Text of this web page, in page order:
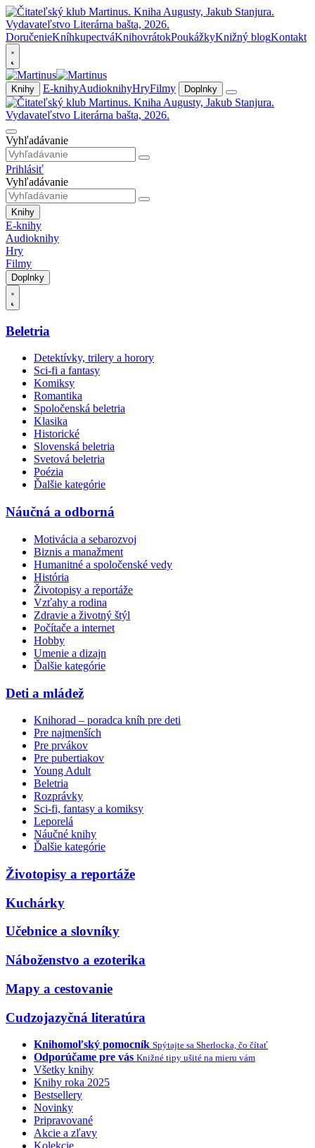
DoručenieKníhkupectváKnihovrátokPoukážkyKnižný blogKontakt
Knihy E-knihyAudioknihyHryFilmy Doplnky
Vyhľadávanie
Prihlásiť
Vyhľadávanie
Knihy
E-knihy
Audioknihy
Hry
Filmy
Doplnky
Beletria
Detektívky, trilery a horory
Sci-fi a fantasy
Komiksy
Romantika
Spoločenská beletria
Klasika
Historické
Slovenská beletria
Svetová beletria
Poézia
Ďalšie kategórie
Náučná a odborná
Motivácia a sebarozvoj
Biznis a manažment
Humanitné a spoločenské vedy
História
Životopisy a reportáže
Vzťahy a rodina
Zdravie a životný štýl
Počítače a internet
Hobby
Umenie a dizajn
Ďalšie kategórie
Deti a mládež
Knihorad – poradca kníh pre deti
Pre najmenších
Pre prvákov
Pre pubertiakov
Young Adult
Beletria
Rozprávky
Sci-fi, fantasy a komiksy
Leporelá
Náučné knihy
Ďalšie kategórie
Životopisy a reportáže
Kuchárky
Učebnice a slovníky
Náboženstvo a ezoterika
Mapy a cestovanie
Cudzojazyčná literatúra
Knihomoľský pomocník Spýtajte sa Sherlocka, čo čítať
Odporúčame pre vás Knižné tipy ušité na mieru vám
Všetky knihy
Knihy roka 2025
Bestsellery
Novinky
Pripravované
Akcie a zľavy